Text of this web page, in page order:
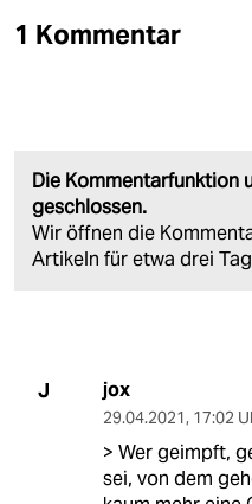
1 Kommentar
Die Kommentarfunktion
geschlossen.
Wir öffnen die
Artikeln für etwa drei
J jox
29.04.2021, 17:02
> Wer geimpft,
sei, von dem